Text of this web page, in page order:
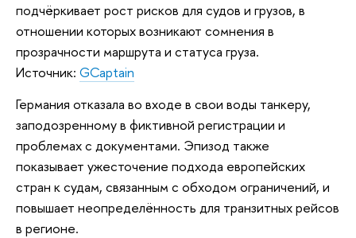
подчёркивает рост рисков для судов и грузов, в
отношении которых возникают сомнения в
прозрачности маршрута и статуса груза.
Источник: GCaptain
Германия отказала во входе в свои воды танкеру,
заподозренному в фиктивной регистрации и
проблемах с документами. Эпизод также
показывает ужесточение подхода европейских
стран к судам, связанным с обходом ограничений, и
повышает неопределённость для транзитных рейсов
в регионе.